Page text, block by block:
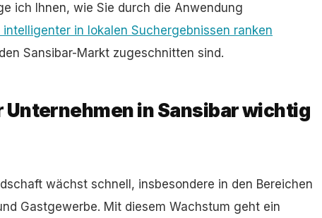
ich Ihnen, wie Sie durch die Anwendung
in lokalen Suchergebnissen ranken
Sansibar-Markt zugeschnitten sind.
Unternehmen in Sansibar wichtig
wächst schnell, insbesondere in den Bereichen
Gastgewerbe. Mit diesem Wachstum geht ein